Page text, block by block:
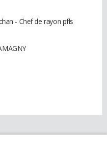
- Chef de rayon pfls